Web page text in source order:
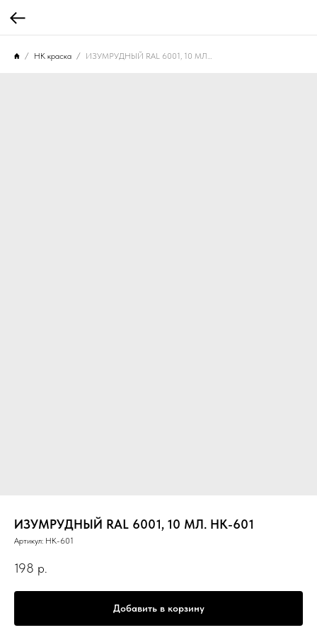
НК краска ИЗУМРУДНЫЙ RAL 6001, 10 МЛ. НК-601
ИЗУМРУДНЫЙ RAL 6001, 10 МЛ. НК-601
Артикул: НК-601
198 р.
Добавить в корзину